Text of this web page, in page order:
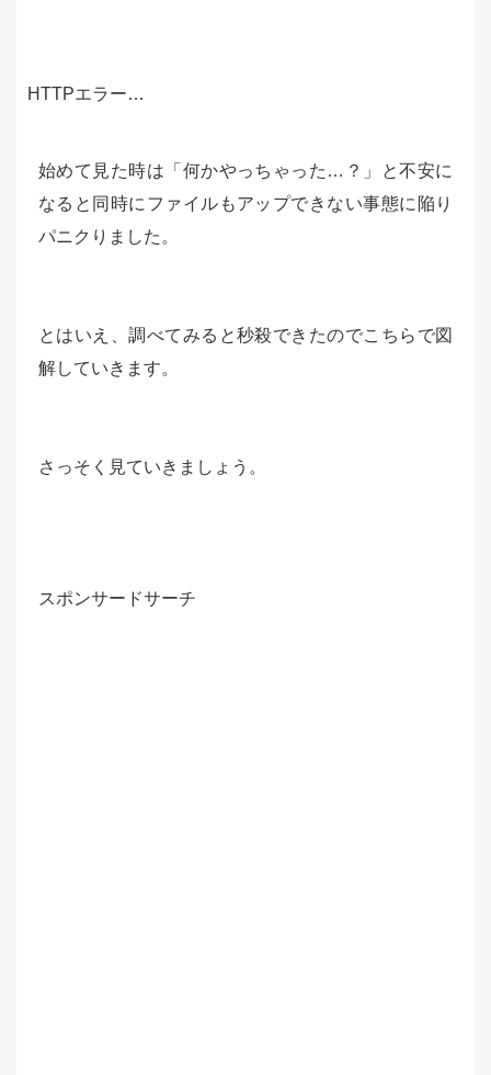
HTTPエラー…
始めて見た時は「何かやっちゃった…？」と不安に
なると同時にファイルもアップできない事態に陥り
パニクりました。
とはいえ、調べてみると秒殺できたのでこちらで図
解していきます。
さっそく見ていきましょう。
スポンサードサーチ